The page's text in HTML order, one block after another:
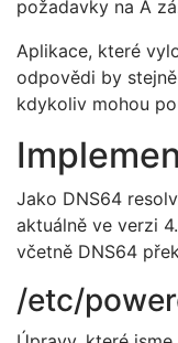
požadavky na A
Aplikace, které
odpovědi by
kdykoliv mohou
Jako DNS64
aktuálně ve verzi
včetně DNS64
/etc/